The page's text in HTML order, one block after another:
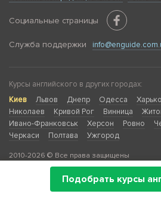
Подобрать курсы
Социальные страницы
Служба поддержки
Курсы английского в других городах:
Киев
Львов Днепр Одесса
Николаев
Кривой Рог Винница
Ивано-Франковськ
Херсон Ровно
Черкаси
Полтава Ужгород
2010-2026 © Все права защищены